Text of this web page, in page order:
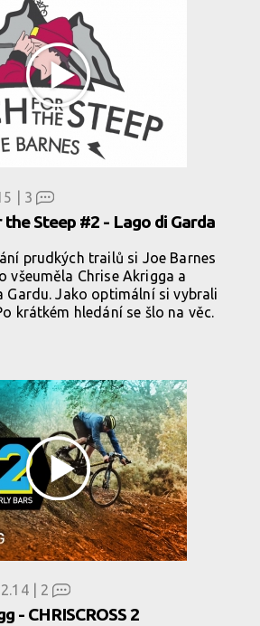
| 3
Steep #2 - Lago di Garda
prudkých trailů si Joe Barnes
všeuměla Chrise Akrigga a
Gardu. Jako optimální si vybrali
krátkém hledání se šlo na věc.
| 2
- CHRISCROSS 2